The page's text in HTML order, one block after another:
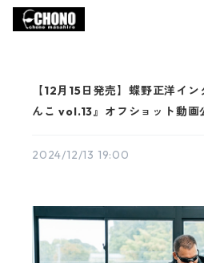
【12月15日発売】蝶野正洋イ
んこ vol.13』オフショット動画
2024/12/13 19:00